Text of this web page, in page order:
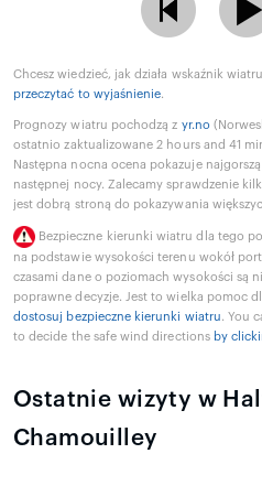
Chcesz wiedzieć, jak działa wskaźnik
przeczytać to wyjaśnienie.
Prognozy wiatru pochodzą z yr.no
ostatnio zaktualizowane 2 hours and 41
Następna nocna ocena pokazuje
następnej nocy. Zalecamy sprawdzenie
jest dobrą stroną do pokazywania
Bezpieczne kierunki wiatru dla tego
na podstawie wysokości terenu wokół
czasami dane o poziomach wysokości są
poprawne decyzje. Jest to wielka pomoc
dostosuj bezpieczne kierunki wiatru. You
to decide the safe wind directions by
Ostatnie wizyty w
Chamouilley